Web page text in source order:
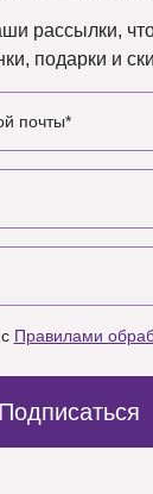
рассылки,
подарки и
Правилами
Подписаться